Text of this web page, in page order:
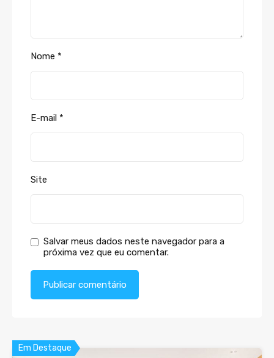
Nome *
E-mail *
Site
Salvar meus dados neste navegador para a
próxima vez que eu comentar.
Em Destaque